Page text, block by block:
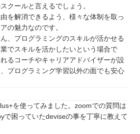
クールと言えるでしょう。
を解消できるよう、様々な体制を取っ
の魅力なのです。
、プログラミングのスキルが活かせる
でスキルを活かしたいという場合で
るコーチやキャリアアドバイザーが設
プログラミング学習以外の面でも安心
を使ってみました。zoomでの質問は
で困っていたdeviseの事を丁寧に教えて